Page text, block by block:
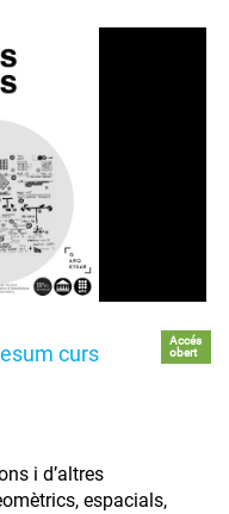
curs
Accés
obert
i d’altres
espacials,